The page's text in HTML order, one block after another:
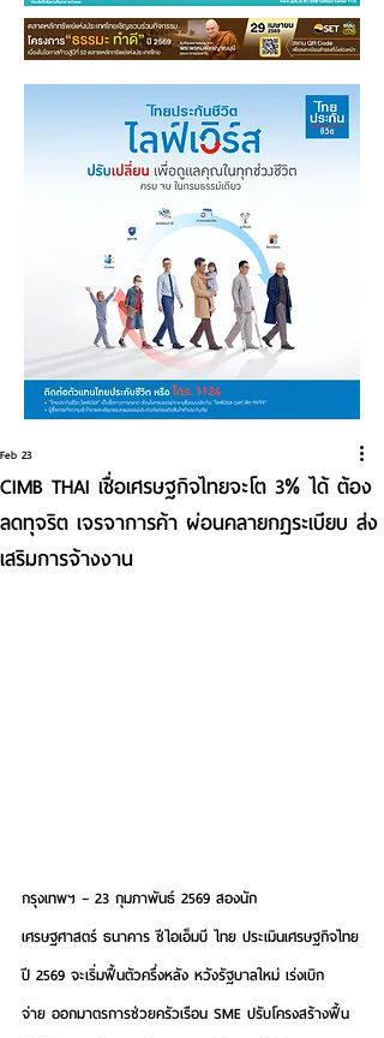
CIMB THAI เชื่อเศรษฐกิจไทยจะโต 3% ได้ ต้อง
ลดทุจริต เจรจาการค้า ผ่อนคลายกฎระเบียบ ส่ง
เสริมการจ้างงาน
Feb 23
กรุงเทพฯ – 23 กุมภาพันธ์ 2569 สองนัก
เศรษฐศาสตร์ ธนาคาร ซีไอเอ็มบี ไทย ประเมินเศรษฐกิจไทย
ปี 2569 จะเริ่มฟื้นตัวครึ่งหลัง หวังรัฐบาลใหม่ เร่งเบิก
จ่าย ออกมาตรการช่วยครัวเรือน SME ปรับโครงสร้างฟื้น